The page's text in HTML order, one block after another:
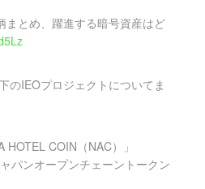
まとめ、躍進する暗号資産はど
のIEOプロジェクトについてま
COIN（NAC）」
パンオープンチェーントークン